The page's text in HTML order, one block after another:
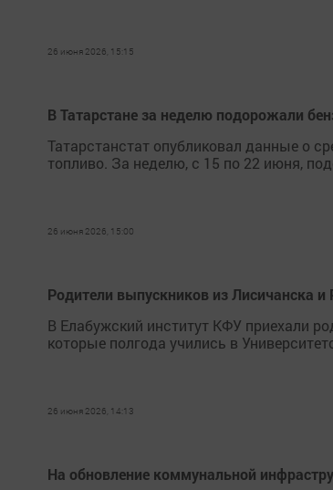
26 июня 2026, 15:15
В Татарстане за неделю подорожали
Татарстанстат опубликовал данные о
топливо. За неделю, с 15 по 22 июня,
26 июня 2026, 15:00
Родители выпускников из Лисичанска и
В Елабужский институт КФУ приехали
которые полгода учились в
26 июня 2026, 14:13
На обновление коммунальной